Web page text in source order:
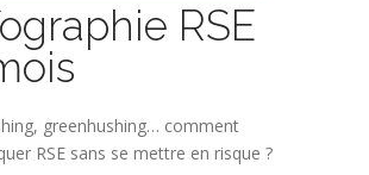
RSE
greenhushing… comment
RSE sans se mettre en risque ?